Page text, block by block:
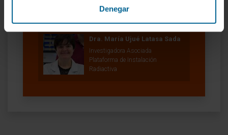
Denegar
celular e inmunoterapia en cáncer
Dra. María Ujué Latasa Sada
Investigadora Asociada
Plataforma de Instalación
Radiactiva